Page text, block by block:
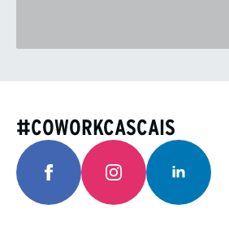
#COWORKCASCAIS